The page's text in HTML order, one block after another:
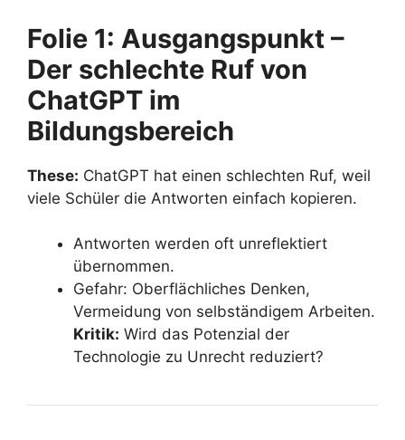
Folie 1: Ausgangspunkt –
Der schlechte Ruf von
ChatGPT im
Bildungsbereich
These: ChatGPT hat einen schlechten Ruf, weil
viele Schüler die Antworten einfach kopieren.
Antworten werden oft unreflektiert
übernommen.
Gefahr: Oberflächliches Denken,
Vermeidung von selbständigem Arbeiten.
Kritik: Wird das Potenzial der
Technologie zu Unrecht reduziert?